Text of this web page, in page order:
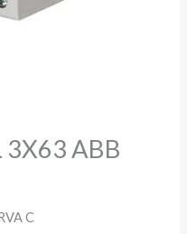
3X63 ABB
C